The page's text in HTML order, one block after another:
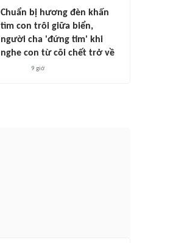
Chuẩn bị hương đèn khấn
tìm con trôi giữa biển,
người cha 'đứng tim' khi
nghe con từ cõi chết trở về
9 giờ